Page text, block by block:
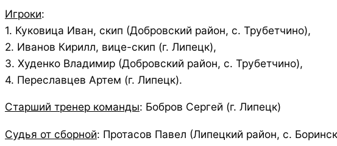
Игроки:
1. Куковица Иван, скип (Добровский район, с. Трубетчино),
2. Иванов Кирилл, вице-скип (г. Липецк),
3. Худенко Владимир (Добровский район, с. Трубетчино),
4. Переславцев Артем (г. Липецк).
Старший тренер команды: Бобров Сергей (г. Липецк)
Судья от сборной: Протасов Павел (Липецкий район, с.